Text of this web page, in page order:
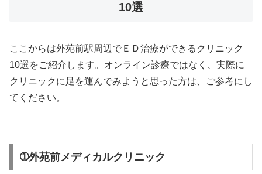
10選
ここからは外苑前駅周辺でＥＤ治療ができるクリニック
10選をご紹介します。オンライン診療ではなく、実際に
クリニックに足を運んでみようと思った方は、ご参考にし
てください。
➀外苑前メディカルクリニック